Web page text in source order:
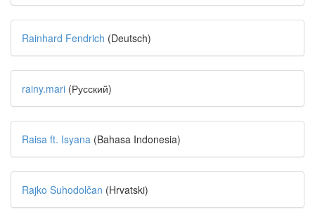
Rainhard Fendrich (Deutsch)
rainy.mari (Русский)
Raisa ft. Isyana (Bahasa Indonesia)
Rajko Suhodolčan (Hrvatski)